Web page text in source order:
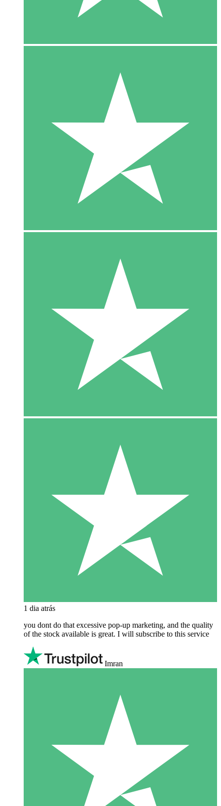
1 dia atrás
you dont do that excessive pop-up marketing, and the quality
of the stock available is great. I will subscribe to this service
Imran